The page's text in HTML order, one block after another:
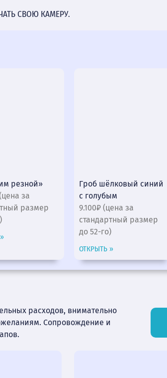
СВОЮ КАМЕРУ.
резной»
за
размер
Гроб шёлковый синий
с голубым
9.100₽ (цена за
стандартный размер
до 52-го)
ОТКРЫТЬ »
расходов, внимательно
Сопровождение и